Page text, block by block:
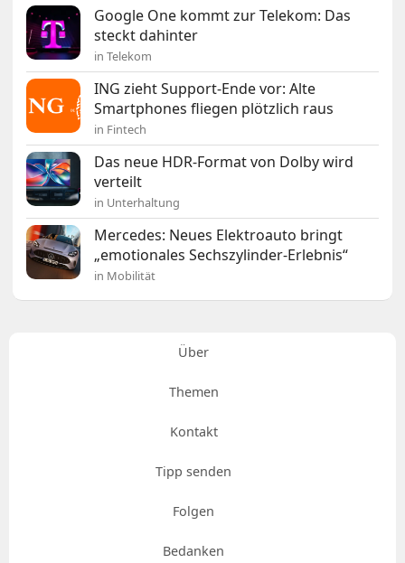
Google One kommt zur Telekom: Das
steckt dahinter
in Telekom
ING zieht Support-Ende vor: Alte
Smartphones fliegen plötzlich raus
in Fintech
Das neue HDR-Format von Dolby wird
verteilt
in Unterhaltung
Mercedes: Neues Elektroauto bringt
„emotionales Sechszylinder-Erlebnis“
in Mobilität
Über
Themen
Kontakt
Tipp senden
Folgen
Bedanken